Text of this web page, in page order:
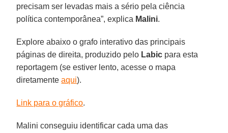
precisam ser levadas mais a sério pela ciência
política contemporânea”, explica Malini.
Explore abaixo o grafo interativo das principais
páginas de direita, produzido pelo Labic para esta
reportagem (se estiver lento, acesse o mapa
diretamenteaqui).
Link para o gráfico.
Malini conseguiu identificar cada uma das